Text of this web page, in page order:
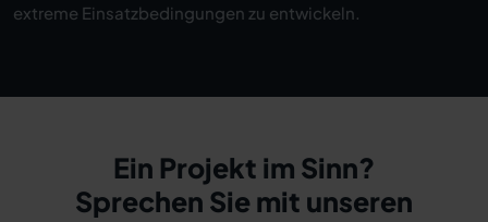
extreme Einsatzbedingungen zu entwickeln.
Ein Projekt im Sinn?
Sprechen Sie mit unseren